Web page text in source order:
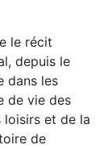
le récit
depuis le
dans les
de vie des
loisirs et de la
de